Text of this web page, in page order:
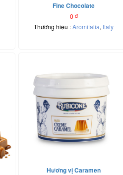
Fine Chocolate
0 đ
Thương hiệu :Aromitalia, Italy
Hương vị Caramen